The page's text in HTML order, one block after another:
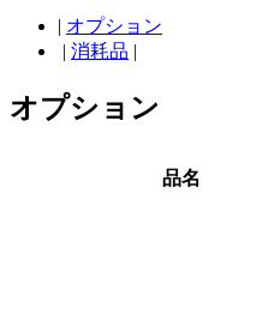
| オプション
| 消耗品 |
オプション
品名